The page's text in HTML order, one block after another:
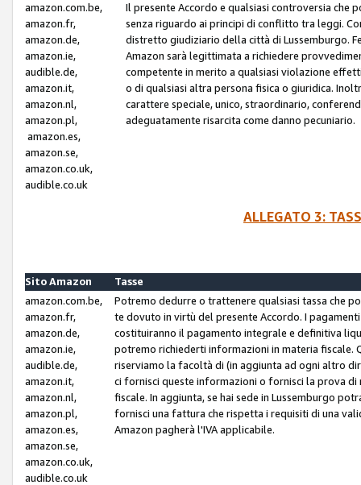
amazon.com.be,
amazon.fr,
amazon.de,
amazon.ie,
audible.de,
amazon.it,
amazon.nl,
amazon.pl,
amazon.es,
amazon.se,
amazon.co.uk,
audible.co.uk
Il presente Accordo e qualsiasi controversia che
senza riguardo ai principi di conflitto tra leggi.
distretto giudiziario della città di Lussemburgo.
Amazon sarà legittimata a richiedere
competente in merito a qualsiasi violazione
o di qualsiasi altra persona fisica o giuridica.
carattere speciale, unico, straordinario,
adeguatamente risarcita come danno pecuniario.
ALLEGATO 3:
Sito Amazon
Tasse
amazon.com.be,
amazon.fr,
amazon.de,
amazon.ie,
audible.de,
amazon.it,
amazon.nl,
amazon.pl,
amazon.es,
amazon.se,
amazon.co.uk,
audible.co.uk
Potremo dedurre o trattenere qualsiasi tassa che
te dovuto in virtù del presente Accordo. I
costituiranno il pagamento integrale e definitiva
potremo richiederti informazioni in materia fiscale.
riserviamo la facoltà di (in aggiunta ad ogni altro
ci fornisci queste informazioni o fornisci la prova
fiscale. In aggiunta, se hai sede in Lussemburgo
fornisci una fattura che rispetta i requisiti di una
Amazon pagherà l'IVA applicabile.